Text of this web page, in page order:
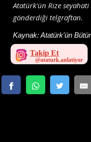
Atatürk'ün Rize seyahati
gönderdiği telgraftan.
Kaynak:Atatürk'ün
Takip Et